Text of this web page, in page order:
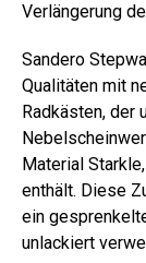
Verlängerung
Sandero
Qualitäten mit
Radkästen, der
Material
enthält. Diese
ein
unlackiert